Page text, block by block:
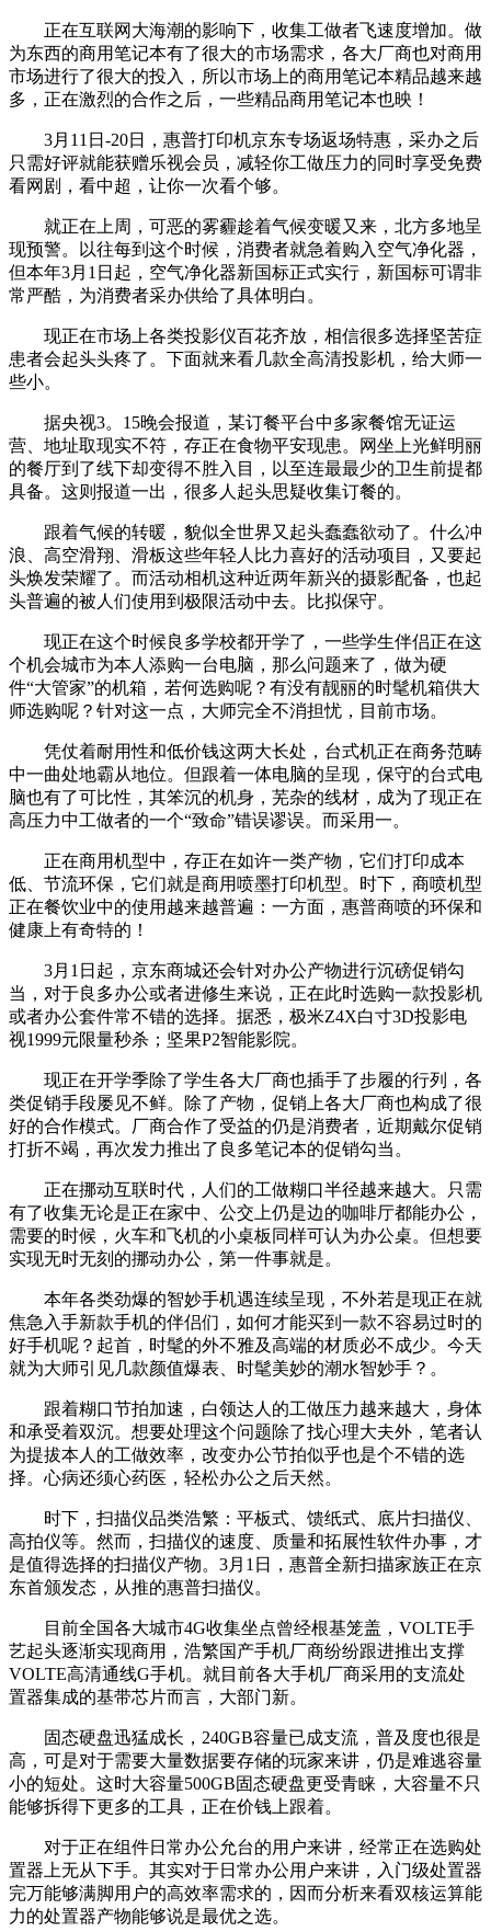
正在互联网大海潮的影响下，收集工做者飞速度增加。做
为东西的商用笔记本有了很大的市场需求，各大厂商也对商用
市场进行了很大的投入，所以市场上的商用笔记本精品越来越
多，正在激烈的合作之后，一些精品商用笔记本也映！
3月11日-20日，惠普打印机京东专场返场特惠，采办之后
只需好评就能获赠乐视会员，减轻你工做压力的同时享受免费
看网剧，看中超，让你一次看个够。
就正在上周，可恶的雾霾趁着气候变暖又来，北方多地呈
现预警。以往每到这个时候，消费者就急着购入空气净化器，
但本年3月1日起，空气净化器新国标正式实行，新国标可谓非
常严酷，为消费者采办供给了具体明白。
现正在市场上各类投影仪百花齐放，相信很多选择坚苦症
患者会起头头疼了。下面就来看几款全高清投影机，给大师一
些小。
据央视3。15晚会报道，某订餐平台中多家餐馆无证运
营、地址取现实不符，存正在食物平安现患。网坐上光鲜明丽
的餐厅到了线下却变得不胜入目，以至连最最少的卫生前提都
具备。这则报道一出，很多人起头思疑收集订餐的。
跟着气候的转暖，貌似全世界又起头蠢蠢欲动了。什么冲
浪、高空滑翔、滑板这些年轻人比力喜好的活动项目，又要起
头焕发荣耀了。而活动相机这种近两年新兴的摄影配备，也起
头普遍的被人们使用到极限活动中去。比拟保守。
现正在这个时候良多学校都开学了，一些学生伴侣正在这
个机会城市为本人添购一台电脑，那么问题来了，做为硬
件“大管家”的机箱，若何选购呢？有没有靓丽的时髦机箱供大
师选购呢？针对这一点，大师完全不消担忧，目前市场。
凭仗着耐用性和低价钱这两大长处，台式机正在商务范畴
中一曲处地霸从地位。但跟着一体电脑的呈现，保守的台式电
脑也有了可比性，其笨沉的机身，芜杂的线材，成为了现正在
高压力中工做者的一个“致命”错误谬误。而采用一。
正在商用机型中，存正在如许一类产物，它们打印成本
低、节流环保，它们就是商用喷墨打印机型。时下，商喷机型
正在餐饮业中的使用越来越普遍：一方面，惠普商喷的环保和
健康上有奇特的！
3月1日起，京东商城还会针对办公产物进行沉磅促销勾
当，对于良多办公或者进修生来说，正在此时选购一款投影机
或者办公套件常不错的选择。据悉，极米Z4X白寸3D投影电
视1999元限量秒杀；坚果P2智能影院。
现正在开学季除了学生各大厂商也插手了步履的行列，各
类促销手段屡见不鲜。除了产物，促销上各大厂商也构成了很
好的合作模式。厂商合作了受益的仍是消费者，近期戴尔促销
打折不竭，再次发力推出了良多笔记本的促销勾当。
正在挪动互联时代，人们的工做糊口半径越来越大。只需
有了收集无论是正在家中、公交上仍是边的咖啡厅都能办公，
需要的时候，火车和飞机的小桌板同样可认为办公桌。但想要
实现无时无刻的挪动办公，第一件事就是。
本年各类劲爆的智妙手机遇连续呈现，不外若是现正在就
焦急入手新款手机的伴侣们，如何才能买到一款不容易过时的
好手机呢？起首，时髦的外不雅及高端的材质必不成少。今天
就为大师引见几款颜值爆表、时髦美妙的潮水智妙手？。
跟着糊口节拍加速，白领达人的工做压力越来越大，身体
和承受着双沉。想要处理这个问题除了找心理大夫外，笔者认
为提拔本人的工做效率，改变办公节拍似乎也是个不错的选
择。心病还须心药医，轻松办公之后天然。
时下，扫描仪品类浩繁：平板式、馈纸式、底片扫描仪、
高拍仪等。然而，扫描仪的速度、质量和拓展性软件办事，才
是值得选择的扫描仪产物。3月1日，惠普全新扫描家族正在京
东首颁发态，从推的惠普扫描仪。
目前全国各大城市4G收集坐点曾经根基笼盖，VOLTE手
艺起头逐渐实现商用，浩繁国产手机厂商纷纷跟进推出支撑
VOLTE高清通线G手机。就目前各大手机厂商采用的支流处
置器集成的基带芯片而言，大部门新。
固态硬盘迅猛成长，240GB容量已成支流，普及度也很是
高，可是对于需要大量数据要存储的玩家来讲，仍是难逃容量
小的短处。这时大容量500GB固态硬盘更受青睐，大容量不只
能够拆得下更多的工具，正在价钱上跟着。
对于正在组件日常办公允台的用户来讲，经常正在选购处
置器上无从下手。其实对于日常办公用户来讲，入门级处置器
完万能够满脚用户的高效率需求的，因而分析来看双核运算能
力的处置器产物能够说是最优之选。